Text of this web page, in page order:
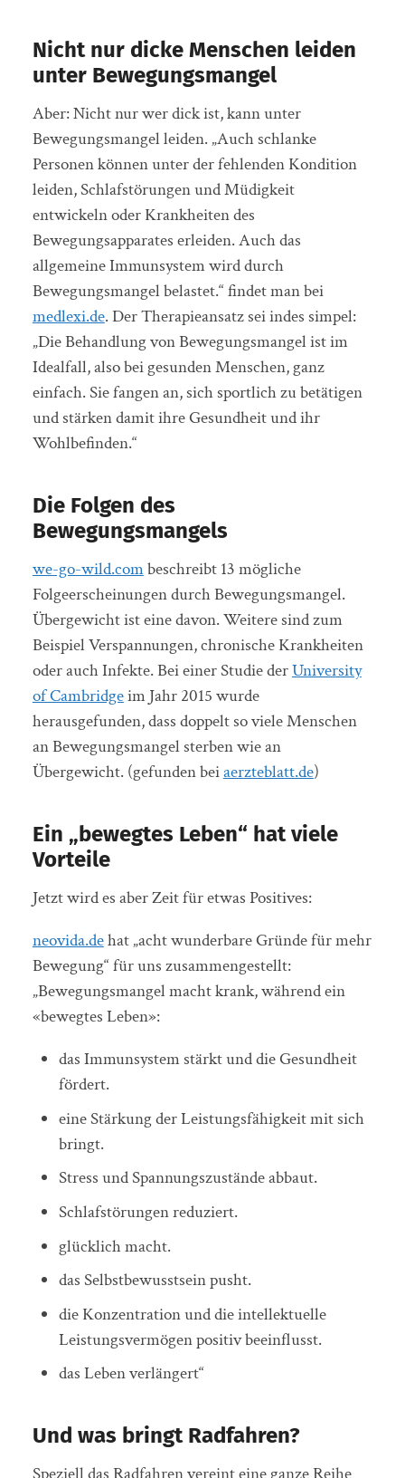
Nicht nur dicke Menschen leiden
unter Bewegungsmangel
Aber: Nicht nur wer dick ist, kann unter
Bewegungsmangel leiden. „Auch schlanke
Personen können unter der fehlenden Kondition
leiden, Schlafstörungen und Müdigkeit
entwickeln oder Krankheiten des
Bewegungsapparates erleiden. Auch das
allgemeine Immunsystem wird durch
Bewegungsmangel belastet.“ findet man bei
medlexi.de. Der Therapieansatz sei indes simpel:
„Die Behandlung von Bewegungsmangel ist im
Idealfall, also bei gesunden Menschen, ganz
einfach. Sie fangen an, sich sportlich zu betätigen
und stärken damit ihre Gesundheit und ihr
Wohlbefinden.“
Die Folgen des
Bewegungsmangels
we-go-wild.combeschreibt 13 mögliche
Folgeerscheinungen durch Bewegungsmangel.
Übergewicht ist eine davon. Weitere sind zum
Beispiel Verspannungen, chronische Krankheiten
oder auch Infekte. Bei einer Studie derUniversity
of Cambridgeim Jahr 2015 wurde
herausgefunden, dass doppelt so viele Menschen
an Bewegungsmangel sterben wie an
Übergewicht. (gefunden beiaerzteblatt.de)
Ein „bewegtes Leben“ hat viele
Vorteile
Jetzt wird es aber Zeit für etwas Positives:
neovida.dehat „acht wunderbare Gründe für mehr
Bewegung“ für uns zusammengestellt:
„Bewegungsmangel macht krank, während ein
«bewegtes Leben»:
das Immunsystem stärkt und die Gesundheit
fördert.
eine Stärkung der Leistungsfähigkeit mit sich
bringt.
Stress und Spannungszustände abbaut.
Schlafstörungen reduziert.
glücklich macht.
das Selbstbewusstsein pusht.
die Konzentration und die intellektuelle
Leistungsvermögen positiv beeinflusst.
das Leben verlängert“
Und was bringt Radfahren?